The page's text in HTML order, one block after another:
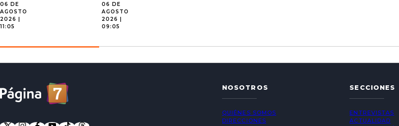
06 DE
AGOSTO
2026 |
11:05
06 DE
AGOSTO
2026 |
09:05
NOSOTROS
QUIÉNES SOMOS
DIRECCIONES
SECCIONES
ENTREVISTAS
ACTUALIDAD